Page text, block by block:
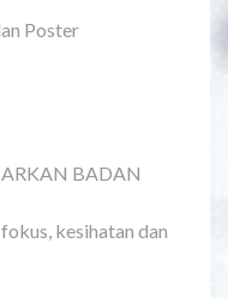
Poster
BADAN
kesihatan dan